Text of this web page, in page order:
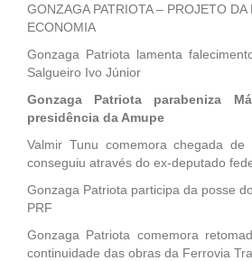
GONZAGA PATRIOTA – PROJETO
ECONOMIA
Gonzaga Patriota lamenta
Salgueiro Ivo Júnior
Gonzaga Patriota parabeniza
presidência da Amupe
Valmir Tunu comemora chegada de
conseguiu através do ex-deputado
Gonzaga Patriota participa da posse
PRF
Gonzaga Patriota comemora
continuidade das obras da Ferrovia